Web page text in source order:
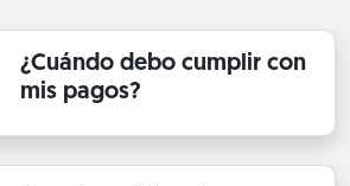
¿Cuándo debo cumplir con
mis pagos?